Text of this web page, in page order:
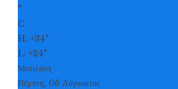
°
C
H: +34°
L: +24°
Μυτιλήνη
Πέμπτη, 06 Αύγουστος